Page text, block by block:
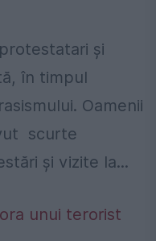
și
în timpul
Oamenii
scurte
și vizite la...